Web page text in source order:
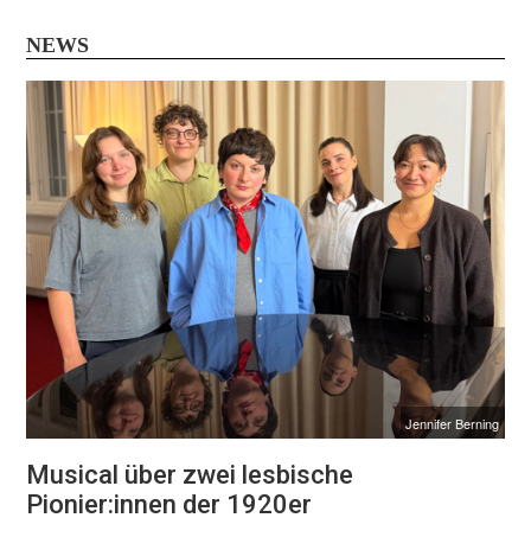
NEWS
Jennifer Berning
Musical über zwei lesbische
Pionier:innen der 1920er